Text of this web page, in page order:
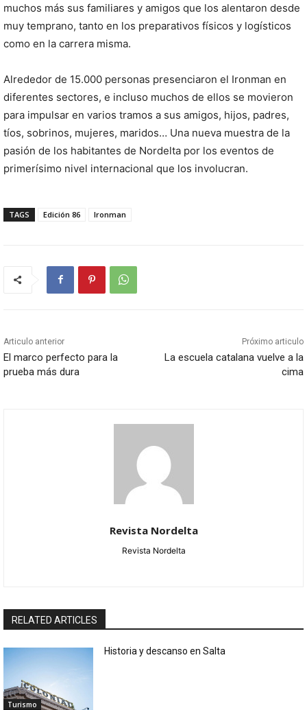
muchos más sus familiares y amigos que los alentaron desde
muy temprano, tanto en los preparativos físicos y logísticos
como en la carrera misma.
Alrededor de 15.000 personas presenciaron el Ironman en
diferentes sectores, e incluso muchos de ellos se movieron
para impulsar en varios tramos a sus amigos, hijos, padres,
tíos, sobrinos, mujeres, maridos… Una nueva muestra de la
pasión de los habitantes de Nordelta por los eventos de
primerísimo nivel internacional que los involucran.
TAGS Edición 86 Ironman
Articulo anterior
El marco perfecto para la
prueba más dura
Próximo articulo
La escuela catalana vuelve a la
cima
Revista Nordelta
Revista Nordelta
RELATED ARTICLES
Turismo
Historia y descanso en Salta